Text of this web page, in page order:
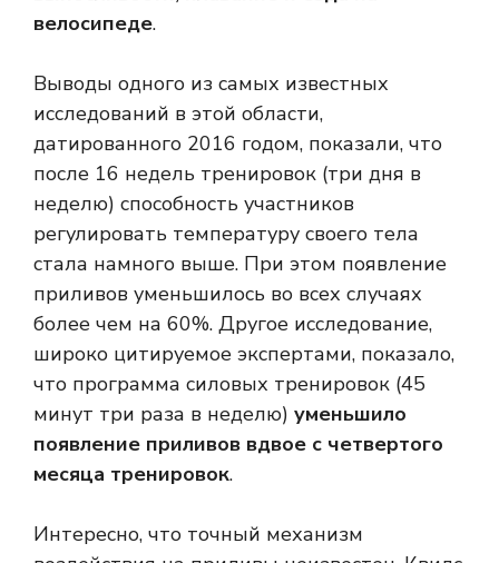
велосипеде.
Выводы одного из самых известных
исследований в этой области,
датированного 2016 годом, показали, что
после 16 недель тренировок (три дня в
неделю) способность участников
регулировать температуру своего тела
стала намного выше. При этом появление
приливов уменьшилось во всех случаях
более чем на 60%. Другое исследование,
широко цитируемое экспертами, показало,
что программа силовых тренировок (45
минут три раза в неделю) уменьшило
появление приливов вдвое с четвертого
месяца тренировок.
Интересно, что точный механизм